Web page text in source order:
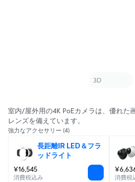
室内/屋外用の4K PoEカメラは、優れた
レンズを備えています。
強力なアクセサリー (4)
長距離IR LED＆フラ
ッドライト
¥16,545
消費税込み 消費税